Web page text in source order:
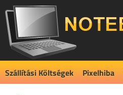
Szállítási Költségek Pixelhiba